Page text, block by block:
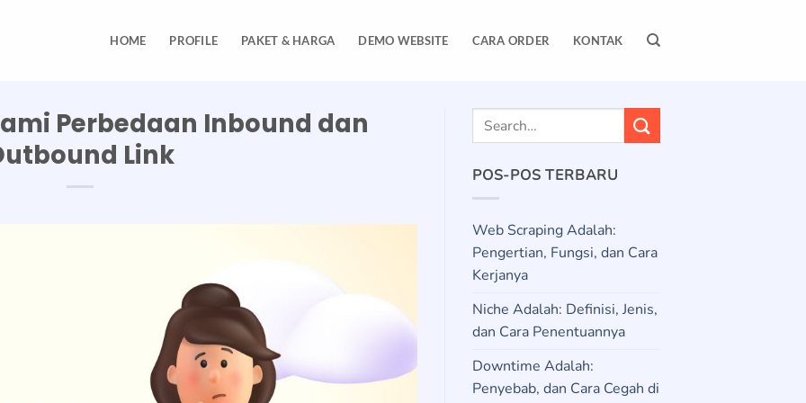
HOME PROFILE PAKET & HARGA DEMO WEBSITE CARA ORDER KONTAK
Perbedaan Inbound dan
Link
POS-POS TERBARU
Web Scraping Adalah:
Pengertian, Fungsi, dan Cara
Kerjanya
Niche Adalah: Definisi, Jenis,
dan Cara Penentuannya
Downtime Adalah:
Penyebab, dan Cara Cegah di